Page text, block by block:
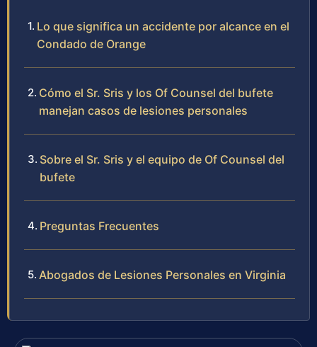
Lo que significa un accidente por alcance en el
Condado de Orange
Cómo el Sr. Sris y los Of Counsel del bufete
manejan casos de lesiones personales
Sobre el Sr. Sris y el equipo de Of Counsel del
bufete
Preguntas Frecuentes
Abogados de Lesiones Personales en Virginia